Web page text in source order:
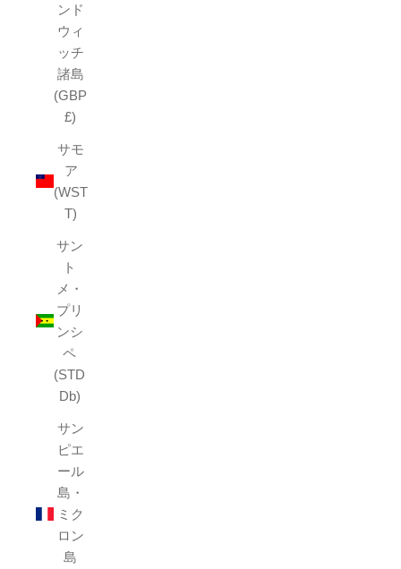
ンド
ウィ
ッチ
諸島
(GBP
£)
サモ
ア
(WST
T)
サン
ト
メ・
プリ
ンシ
ペ
(STD
Db)
サン
ピエ
ール
島・
ミク
ロン
島